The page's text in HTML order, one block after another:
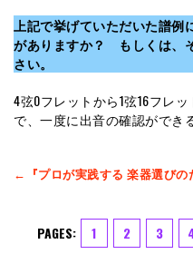
上記で挙げていただいた譜
がありますか？ もしくは、
さい。
4弦0フレットから1弦16フレ
で、一度に出音の確認ができ
←『プロが実践する 楽器選びの
PAGES: 1 2 3